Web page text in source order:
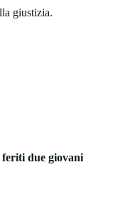
giustizia.
due giovani